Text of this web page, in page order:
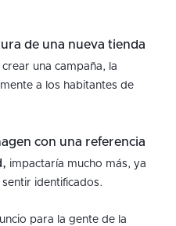
de una nueva tienda
crear una campaña, la
a los habitantes de
con una referencia
impactaría mucho más, ya
identificados.
para la gente de la